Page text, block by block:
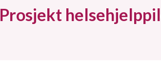
Prosjekt